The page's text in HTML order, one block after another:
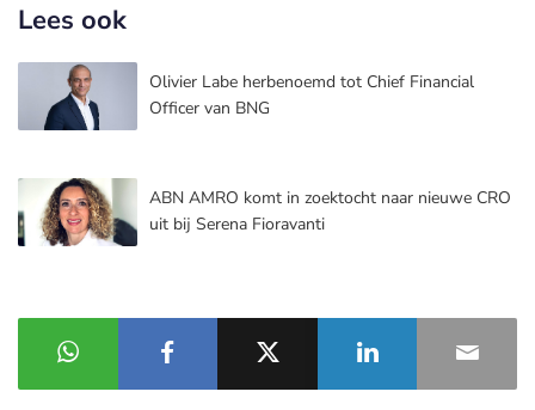
Lees ook
Olivier Labe herbenoemd tot Chief Financial
Officer van BNG
ABN AMRO komt in zoektocht naar nieuwe CRO
uit bij Serena Fioravanti